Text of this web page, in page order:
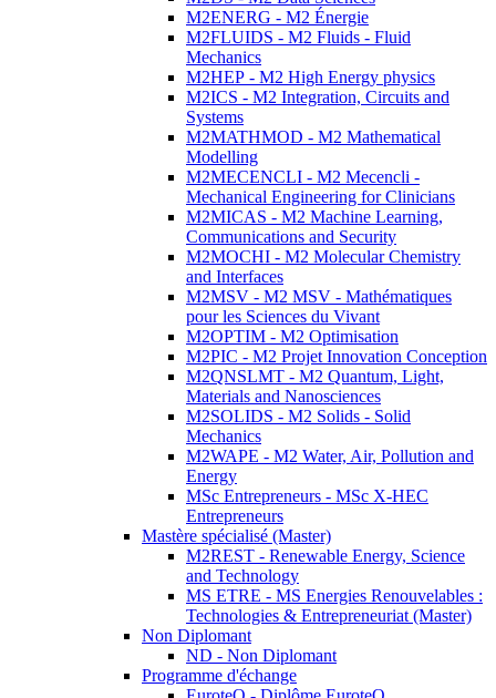
M2ENERG - M2 Énergie
M2FLUIDS - M2 Fluids - Fluid
Mechanics
M2HEP - M2 High Energy physics
M2ICS - M2 Integration, Circuits and
Systems
M2MATHMOD - M2 Mathematical
Modelling
M2MECENCLI - M2 Mecencli -
Mechanical Engineering for Clinicians
M2MICAS - M2 Machine Learning,
Communications and Security
M2MOCHI - M2 Molecular Chemistry
and Interfaces
M2MSV - M2 MSV - Mathématiques
pour les Sciences du Vivant
M2OPTIM - M2 Optimisation
M2PIC - M2 Projet Innovation Conception
M2QNSLMT - M2 Quantum, Light,
Materials and Nanosciences
M2SOLIDS - M2 Solids - Solid
Mechanics
M2WAPE - M2 Water, Air, Pollution and
Energy
MSc Entrepreneurs - MSc X-HEC
Entrepreneurs
Mastère spécialisé (Master)
M2REST - Renewable Energy, Science
and Technology
MS ETRE - MS Energies Renouvelables :
Technologies & Entrepreneuriat (Master)
Non Diplomant
ND - Non Diplomant
Programme d'échange